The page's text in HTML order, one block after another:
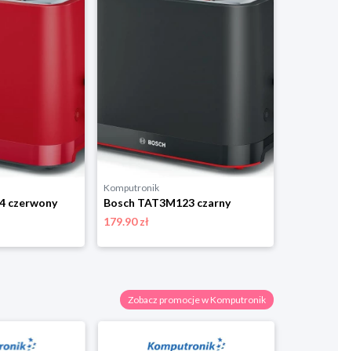
czerwony
Komputronik
Bosch TAT3M123 czarny
179.90 zł
Zobacz promocje w Komputronik